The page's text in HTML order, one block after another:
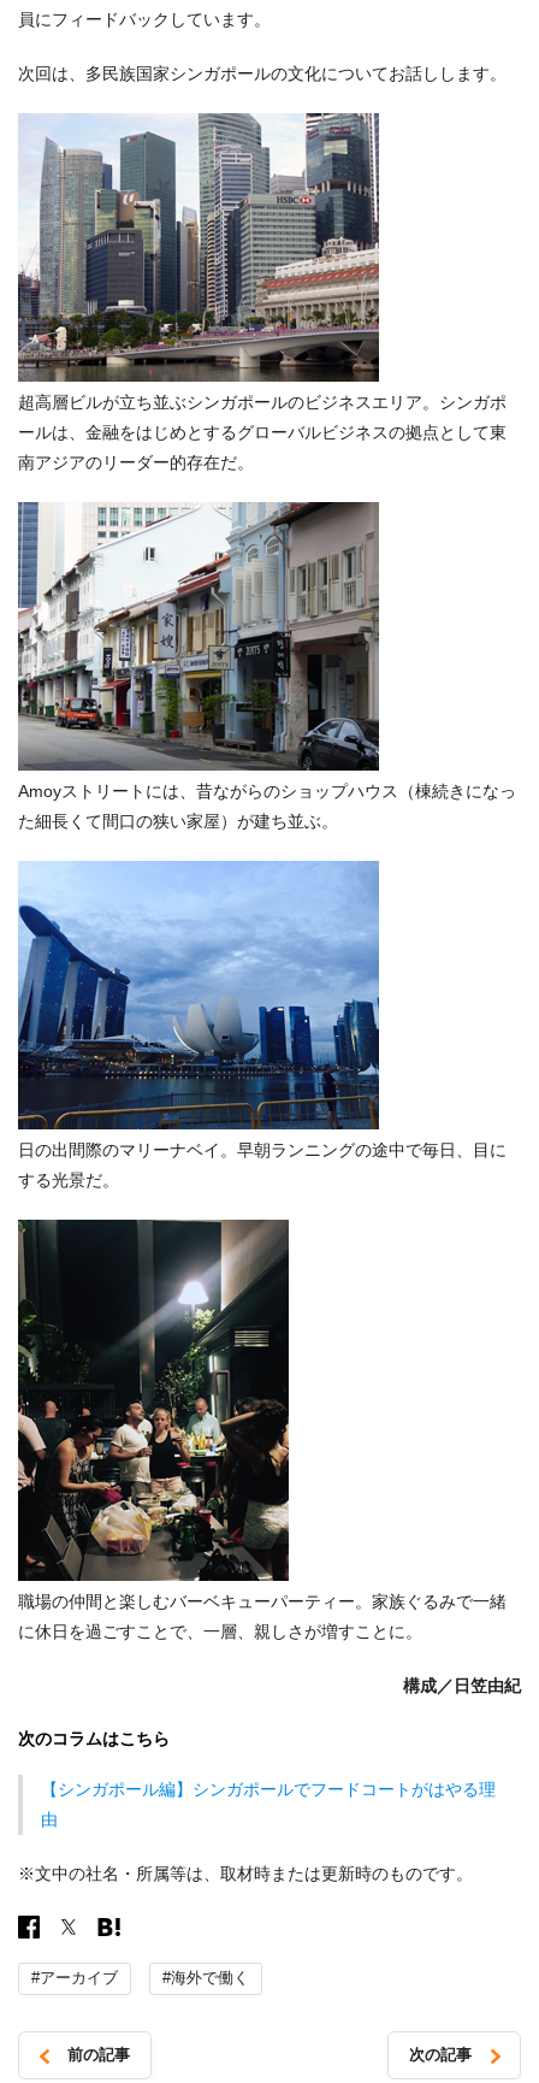
員にフィードバックしています。
次回は、多民族国家シンガポールの文化についてお話しします。
超高層ビルが立ち並ぶシンガポールのビジネスエリア。シンガポ
ールは、金融をはじめとするグローバルビジネスの拠点として東
南アジアのリーダー的存在だ。
Amoyストリートには、昔ながらのショップハウス（棟続きになっ
た細長くて間口の狭い家屋）が建ち並ぶ。
日の出間際のマリーナベイ。早朝ランニングの途中で毎日、目に
する光景だ。
職場の仲間と楽しむバーベキューパーティー。家族ぐるみで一緒
に休日を過ごすことで、一層、親しさが増すことに。
構成／ 日笠由紀
次のコラムはこちら
【シンガポール編】シンガポールでフードコートがはやる理
由
※文中の社名・所属等は、取材時または更新時のものです。
#アーカイブ #海外で働く
前の記事 次の記事